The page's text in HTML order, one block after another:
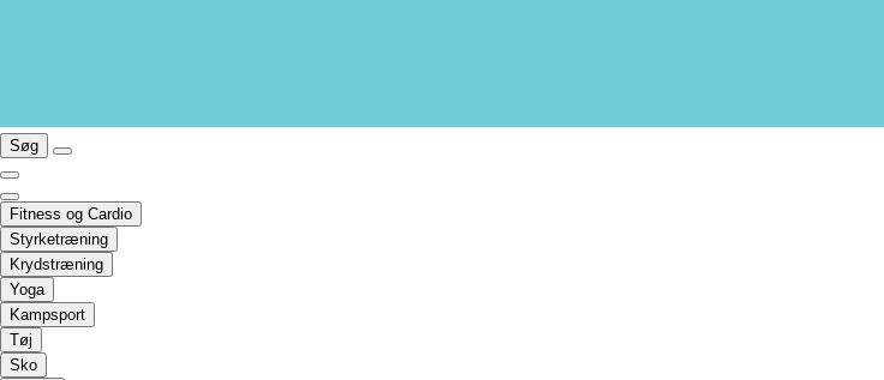
Søg
Fitness og Cardio
Styrketræning
Krydstræning
Yoga
Kampsport
Tøj
Sko